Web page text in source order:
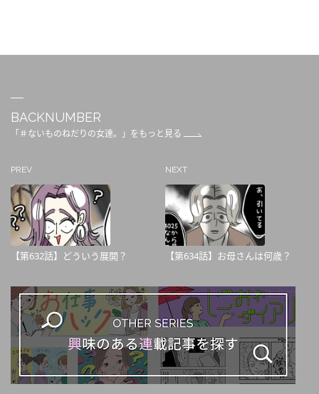
BACKNUMBER
「＃ないものねだりの女達。」をもっと見る
PREV
【第632話】どういう展開？
NEXT
【第634話】お母さんは何歳？